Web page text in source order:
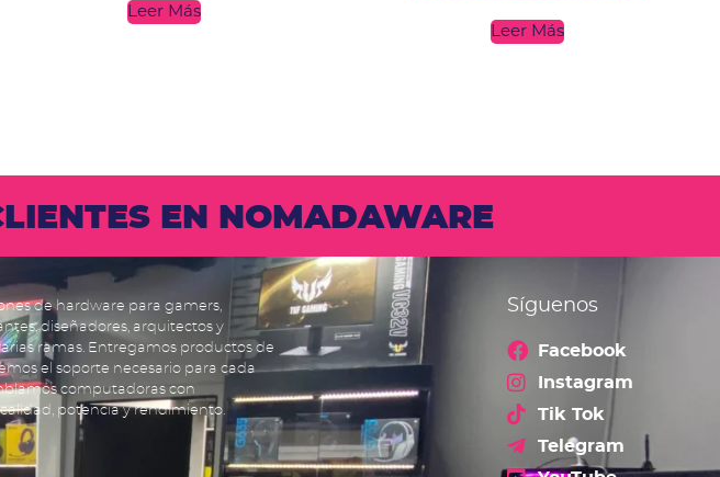
Leer Más
Leer Más
EN NOMADAWARE
de hardware para gamers,
diseñadores, arquitectos y
ramas. Entregamos productos de
el soporte necesario para cada
computadoras con
potencia y rendimiento.
Síguenos
Facebook
Instagram
Tik Tok
Telegram